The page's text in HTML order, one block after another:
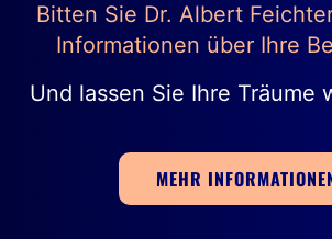
Bitten Sie Dr. Albert
Informationen über Ihre
Und lassen Sie Ihre Träume
MEHR